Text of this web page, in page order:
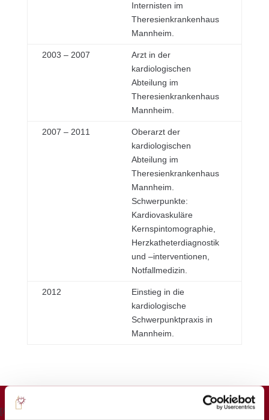
Internisten im
Theresienkrankenhaus
Mannheim.
2003 – 2007
Arzt in der
kardiologischen
Abteilung im
Theresienkrankenhaus
Mannheim.
2007 – 2011
Oberarzt der
kardiologischen
Abteilung im
Theresienkrankenhaus
Mannheim.
Schwerpunkte:
Kardiovaskuläre
Kernspintomographie,
Herzkatheterdiagnostik
und –interventionen,
Notfallmedizin.
2012
Einstieg in die
kardiologische
Schwerpunktpraxis in
Mannheim.
[/et_pb_column]